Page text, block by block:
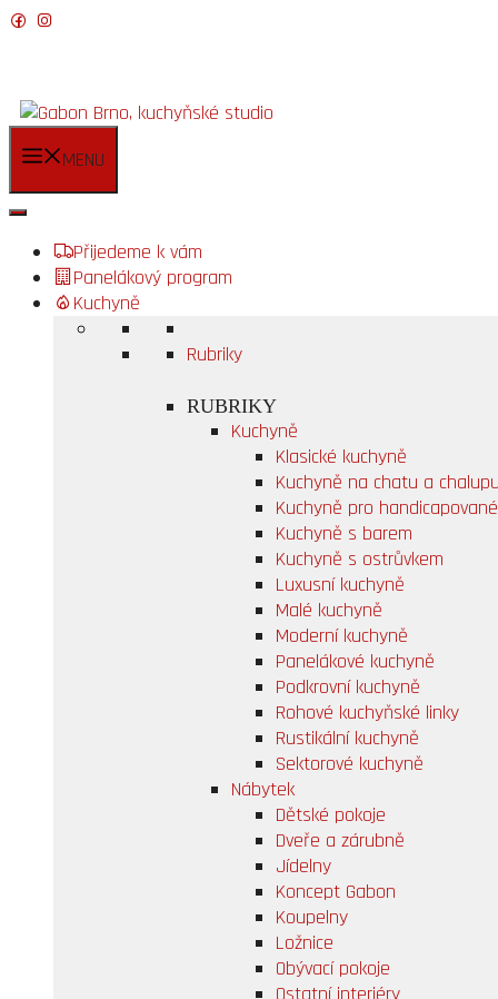
Přeskočit
MENU
Přijedeme k vám
Panelákový program
Kuchyně
Rubriky
RUBRIKY
Kuchyně
Klasické kuchyně
Kuchyně na chatu a
Kuchyně pro handicapované
Kuchyně s barem
Kuchyně s ostrůvkem
Luxusní kuchyně
Malé kuchyně
Moderní kuchyně
Panelákové kuchyně
Podkrovní kuchyně
Rohové kuchyňské linky
Rustikální kuchyně
Sektorové kuchyně
Nábytek
Dětské pokoje
Dveře a zárubně
Jídelny
Koncept Gabon
Koupelny
Ložnice
Obývací pokoje